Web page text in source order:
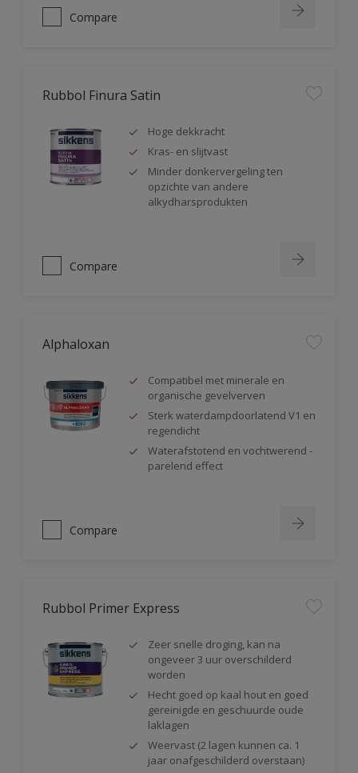
Compare
Rubbol Finura Satin
Hoge dekkracht
Kras- en slijtvast
Minder donkervergeling ten
opzichte van andere
alkydharsprodukten
Compare
Alphaloxan
Compatibel met minerale en
organische gevelverven
Sterk waterdampdoorlatend V1 en
regendicht
Waterafstotend en vochtwerend -
parelend effect
Compare
Rubbol Primer Express
Zeer snelle droging, kan na
ongeveer 3 uur overschilderd
worden
Hecht goed op kaal hout en goed
gereinigde en geschuurde oude
laklagen
Weervast (2 lagen kunnen ca. 1
jaar onafgeschilderd overstaan)